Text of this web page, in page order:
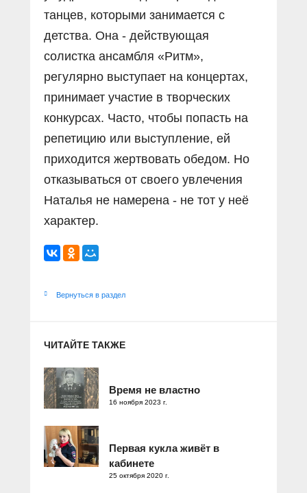
танцев, которыми занимается с
детства. Она - действующая
солистка ансамбля «Ритм»,
регулярно выступает на концертах,
принимает участие в творческих
конкурсах. Часто, чтобы попасть на
репетицию или выступление, ей
приходится жертвовать обедом. Но
отказываться от своего увлечения
Наталья не намерена - не тот у неё
характер.
Вернуться в раздел
ЧИТАЙТЕ ТАКЖЕ
Время не властно
16 ноября 2023 г.
Первая кукла живёт в
кабинете
25 октября 2020 г.